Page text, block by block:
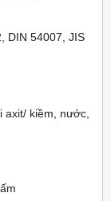
DIN 54007, JIS
axit/ kiềm, nước,